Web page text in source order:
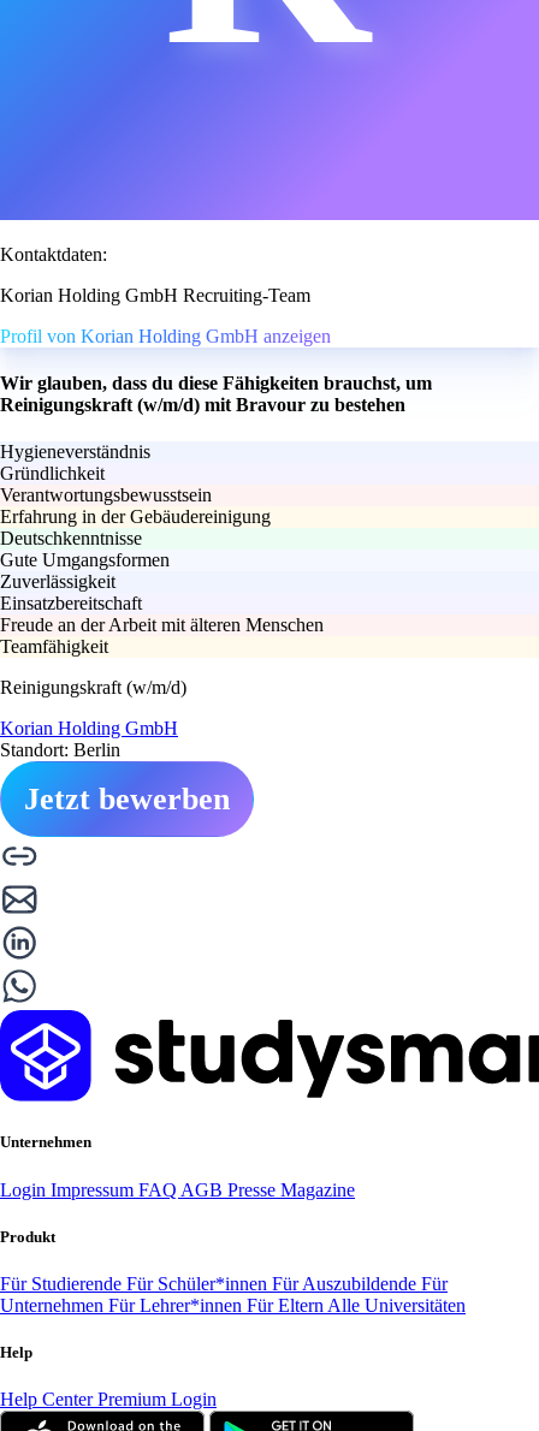
Kontaktdaten:
Korian Holding GmbH Recruiting-Team
Profil von Korian Holding GmbH anzeigen
Wir glauben, dass du diese Fähigkeiten brauchst, um
Reinigungskraft (w/m/d) mit Bravour zu bestehen
Hygieneverständnis
Gründlichkeit
Verantwortungsbewusstsein
Erfahrung in der Gebäudereinigung
Deutschkenntnisse
Gute Umgangsformen
Zuverlässigkeit
Einsatzbereitschaft
Freude an der Arbeit mit älteren Menschen
Teamfähigkeit
Reinigungskraft (w/m/d)
Korian Holding GmbH
Standort: Berlin
Jetzt bewerben
Unternehmen
Login Impressum FAQ AGB Presse Magazine
Produkt
Für Studierende Für Schüler*innen Für Auszubildende Für
Unternehmen Für Lehrer*innen Für Eltern Alle Universitäten
Help
Help CenterPremium Login